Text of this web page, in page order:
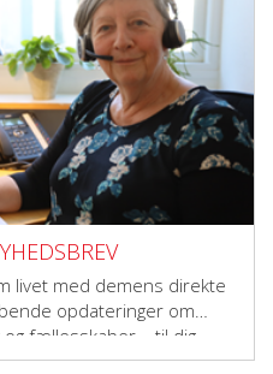
livet med demens direkte
opdateringer om
fællesskaber – til dig,